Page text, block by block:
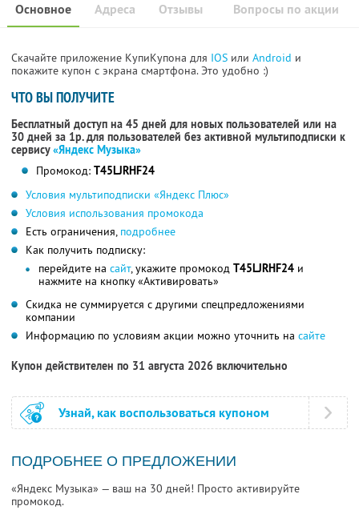
Основное Отзывы Вопросы по акции
Адреса
Скачайте приложение КупиКупона для IOS или Android и
покажите купон с экрана смартфона. Это удобно :)
ЧТО ВЫ ПОЛУЧИТЕ
Бесплатный доступ на 45 дней для новых пользователей или на
30 дней за 1р. для пользователей без активной мультиподписки к
сервису«Яндекс Музыка»
Промокод: T45LJRHF24
Условия мультиподписки «Яндекс Плюс»
Условия использования промокода
Есть ограничения, подробнее
Как получить подписку:
перейдите на сайт, укажите промокод T45LJRHF24 и
нажмите на кнопку «Активировать»
Скидка не суммируется с другими спецпредложениями
компании
Информацию по условиям акции можно уточнить на сайте
Купон действителен по 31 августа 2026 включительно
Узнай, как воспользоваться купоном
ПОДРОБНЕЕ О ПРЕДЛОЖЕНИИ
«Яндекс Музыка» — ваш на 30 дней! Просто активируйте
промокод.